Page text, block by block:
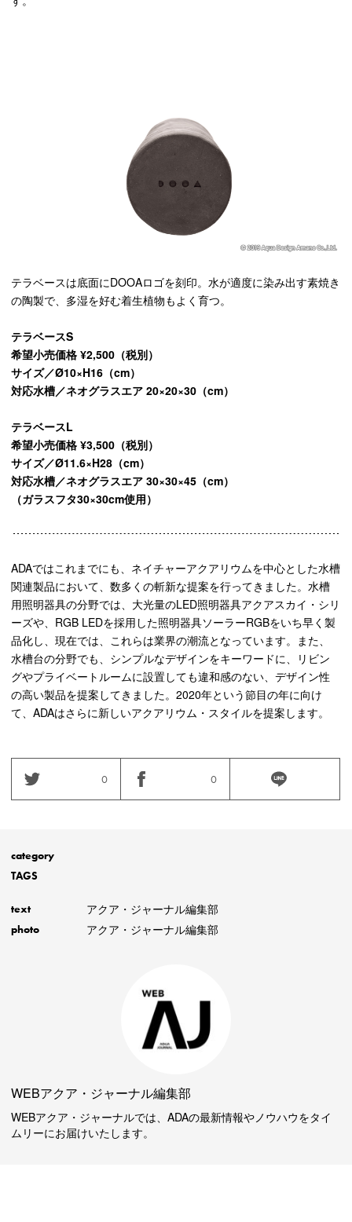
テラベースは底面にDOOAロゴを刻印。水が適度に染み出す素焼き
の陶製で、多湿を好む着生植物もよく育つ。
テラベースS
希望小売価格 ¥2,500（税別）
サイズ／Ø10×H16（cm）
対応水槽／ネオグラスエア 20×20×30（cm）
テラベースL
希望小売価格 ¥3,500（税別）
サイズ／Ø11.6×H28（cm）
対応水槽／ネオグラスエア 30×30×45（cm）
（ガラスフタ30×30cm使用）
ADAではこれまでにも、ネイチャーアクアリウムを中心とした水槽
関連製品において、数多くの斬新な提案を行ってきました。水槽
用照明器具の分野では、大光量のLED照明器具アクアスカイ・シリ
ーズや、RGB LEDを採用した照明器具ソーラーRGBをいち早く製
品化し、現在では、これらは業界の潮流となっています。また、
水槽台の分野でも、シンプルなデザインをキーワードに、リビン
グやプライベートルームに設置しても違和感のない、デザイン性
の高い製品を提案してきました。2020年という節目の年に向け
て、ADAはさらに新しいアクアリウム・スタイルを提案します。
0 0
category
TAGS
text アクア・ジャーナル編集部
photo アクア・ジャーナル編集部
WEBアクア・ジャーナル編集部
WEBアクア・ジャーナルでは、ADAの最新情報やノウハウをタイ
ムリーにお届けいたします。